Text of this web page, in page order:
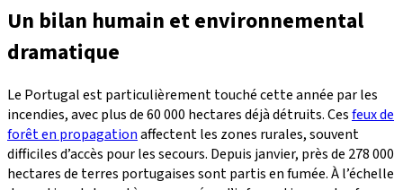
Un bilan humain et environnemental
dramatique
Le Portugal est particulièrement touché cette année par les
incendies, avec plus de 60 000 hectares déjà détruits. Cesfeux de
forêt en propagationaffectent les zones rurales, souvent
difficiles d’accès pour les secours. Depuis janvier, près de 278 000
hectares de terres portugaises sont partis en fumée. À l’échelle